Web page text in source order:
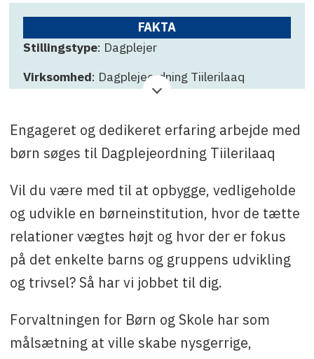
FAKTA
Stillingstype: Dagplejer
Virksomhed: Dagplejeordning Tiilerilaaq
Kontakt: Ane Marie Lynge Møller, tlf. +299 36 73
25 eller e-mail: anm@sermersooq.gl
Engageret og dedikeret erfaring arbejde med
børn søges til Dagplejeordning Tiilerilaaq
Vil du være med til at opbygge, vedligeholde
og udvikle en børneinstitution, hvor de tætte
relationer vægtes højt og hvor der er fokus
på det enkelte barns og gruppens udvikling
og trivsel? Så har vi jobbet til dig.
Forvaltningen for Børn og Skole har som
målsætning at ville skabe nysgerrige,